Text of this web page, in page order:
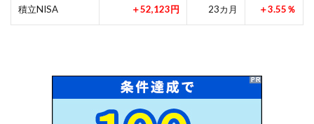
積立NISA ＋52,123円 23カ月 ＋3.55％